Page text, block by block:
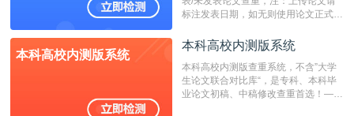
标注发表日期，如无则使用论文正式发
成时间作为发表日期。
本科高校内测版系统
本科高校内测版系统
本科高校内测版查重系统，不含”大学
生论文联合对比库“，是专科、本科毕
业论文初稿、中稿修改查重首选！——